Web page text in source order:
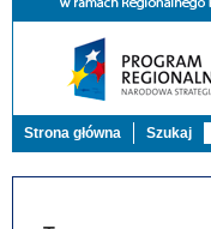
Strona główna Szukaj